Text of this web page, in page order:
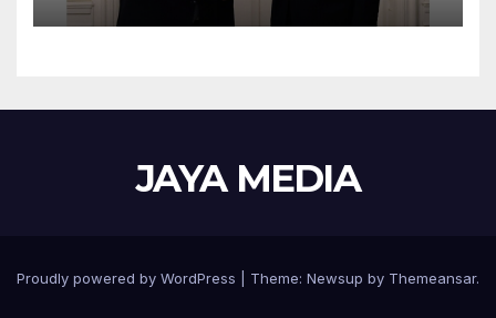
JAYA MEDIA
Proudly powered by WordPress Theme: Newsup by Themeansar.